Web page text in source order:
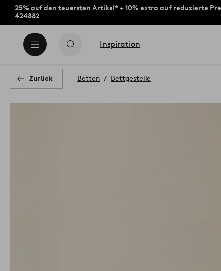
25% auf den teuersten Artikel* + 10% extra auf reduzierte
424882
Inspiration
Zurück Betten Bettgestelle